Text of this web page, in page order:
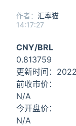
作者： 汇率猫
14:17:27
CNY/BRL
0.813759
更新时间：
前收市价：
N/A
今开盘价：
N/A